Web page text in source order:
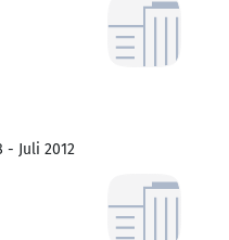
- Juli 2012